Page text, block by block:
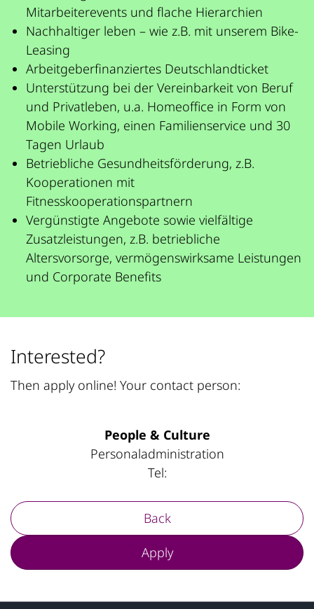
Mitarbeiterevents und flache Hierarchien
Nachhaltiger leben – wie z.B. mit unserem Bike-
Leasing
Arbeitgeberfinanziertes Deutschlandticket
Unterstützung bei der Vereinbarkeit von Beruf
und Privatleben, u.a. Homeoffice in Form von
Mobile Working, einen Familienservice und 30
Tagen Urlaub
Betriebliche Gesundheitsförderung, z.B.
Kooperationen mit
Fitnesskooperationspartnern
Vergünstigte Angebote sowie vielfältige
Zusatzleistungen, z.B. betriebliche
Altersvorsorge, vermögenswirksame Leistungen
und Corporate Benefits
Interested?
Then apply online! Your contact person:
People & Culture
Personaladministration
Tel:
Back
Apply